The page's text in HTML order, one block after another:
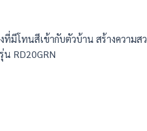
มีโทนสีเข้ากับตัวบ้าน สร้างควา
RD20GRN